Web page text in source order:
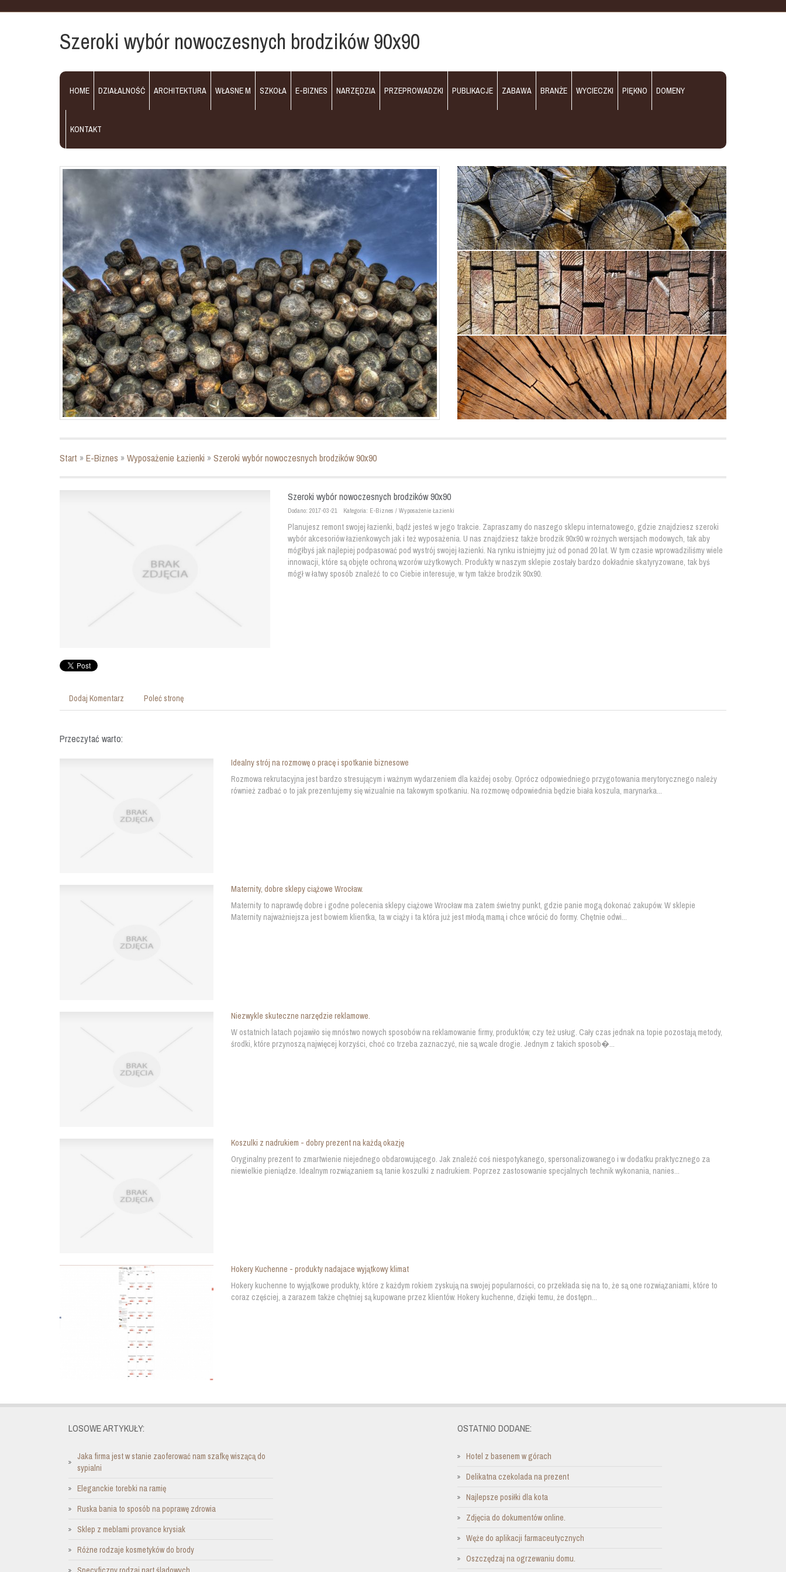
Szeroki wybór nowoczesnych brodzików 90x90
HOME DZIAŁALNOŚĆ ARCHITEKTURA WŁASNE M SZKOŁA E-BIZNES NARZĘDZIA PRZEPROWADZKI PUBLIKACJE ZABAWA BRANŻE WYCIECZKI PIĘKNO DOMENY
KONTAKT
Start »E-Biznes »Wyposażenie Łazienki »Szeroki wybór nowoczesnych brodzików 90x90
Szeroki wybór nowoczesnych brodzików 90x90
Dodano: 2017-03-21 Kategoria: E-Biznes / Wyposażenie Łazienki
Planujesz remont swojej łazienki, bądź jesteś w jego trakcie. Zapraszamy do naszego sklepu internatowego, gdzie znajdziesz szeroki
wybór akcesoriów łazienkowych jak i też wyposażenia. U nas znajdziesz także brodzik 90x90 w rożnych wersjach modowych, tak aby
mógłbyś jak najlepiej podpasować pod wystrój swojej łazienki. Na rynku istniejmy już od ponad 20 lat. W tym czasie wprowadziliśmy wiele
innowacji, które są objęte ochroną wzorów użytkowych. Produkty w naszym sklepie zostały bardzo dokładnie skatyryzowane, tak byś
mógł w łatwy sposób znaleźć to co Ciebie interesuje, w tym także brodzik 90x90.
Dodaj Komentarz Poleć stronę
Przeczytać warto:
Idealny strój na rozmowę o pracę i spotkanie biznesowe
Rozmowa rekrutacyjna jest bardzo stresującym i ważnym wydarzeniem dla każdej osoby. Oprócz odpowiedniego przygotowania merytorycznego należy
również zadbać o to jak prezentujemy się wizualnie na takowym spotkaniu. Na rozmowę odpowiednia będzie biała koszula, marynarka...
Maternity, dobre sklepy ciążowe Wrocław.
Maternity to naprawdę dobre i godne polecenia sklepy ciążowe Wrocław ma zatem świetny punkt, gdzie panie mogą dokonać zakupów. W sklepie
Maternity najważniejsza jest bowiem klientka, ta w ciąży i ta która już jest młodą mamą i chce wrócić do formy. Chętnie odwi...
Niezwykle skuteczne narzędzie reklamowe.
W ostatnich latach pojawiło się mnóstwo nowych sposobów na reklamowanie firmy, produktów, czy też usług. Cały czas jednak na topie pozostają metody,
środki, które przynoszą najwięcej korzyści, choć co trzeba zaznaczyć, nie są wcale drogie. Jednym z takich sposob�...
Koszulki z nadrukiem - dobry prezent na każdą okazję
Oryginalny prezent to zmartwienie niejednego obdarowującego. Jak znaleźć coś niespotykanego, spersonalizowanego i w dodatku praktycznego za
niewielkie pieniądze. Idealnym rozwiązaniem są tanie koszulki z nadrukiem. Poprzez zastosowanie specjalnych technik wykonania, nanies...
Hokery Kuchenne - produkty nadajace wyjątkowy klimat
Hokery kuchenne to wyjątkowe produkty, które z każdym rokiem zyskują na swojej popularności, co przekłada się na to, że są one rozwiązaniami, które to
coraz częściej, a zarazem także chętniej są kupowane przez klientów. Hokery kuchenne, dzięki temu, że dostępn...
LOSOWE ARTYKUŁY:
Jaka firma jest w stanie zaoferować nam szafkę wiszącą do
sypialni
Eleganckie torebki na ramię
Ruska bania to sposób na poprawę zdrowia
Sklep z meblami provance krysiak
Różne rodzaje kosmetyków do brody
OSTATNIO DODANE:
Hotel z basenem w górach
Delikatna czekolada na prezent
Najlepsze posiłki dla kota
Zdjęcia do dokumentów online.
Węże do aplikacji farmaceutycznych
Oszczędzaj na ogrzewaniu domu.